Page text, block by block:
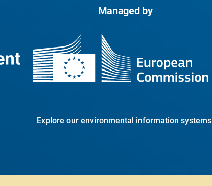
Managed by
Explore our environmental information systems